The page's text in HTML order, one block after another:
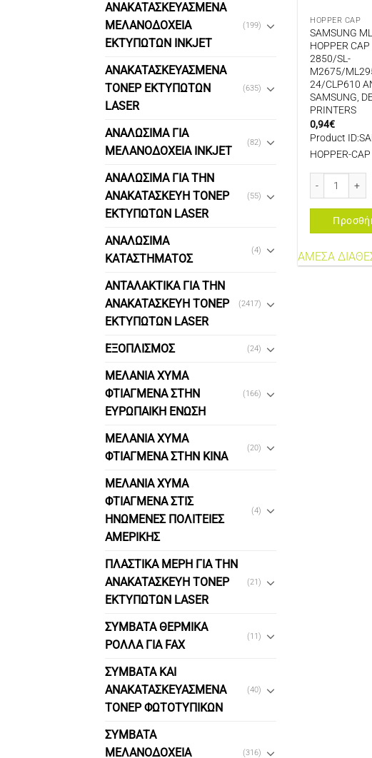
ΑΝΑΚΑΤΑΣΚΕΥΑΣΜΕΝΑ
ΜΕΛΑΝΟΔΟΧΕΙΑ
ΕΚΤΥΠΩΤΩΝ INKJET
(199)
ΑΝΑΚΑΤΑΣΚΕΥΑΣΜΕΝΑ
ΤΟΝΕΡ ΕΚΤΥΠΩΤΩΝ
LASER
(635)
ΑΝΑΛΩΣΙΜΑ ΓΙΑ
ΜΕΛΑΝΟΔΟΧΕΙΑ INKJET
(82)
ΑΝΑΛΩΣΙΜΑ ΓΙΑ ΤΗΝ
ΑΝΑΚΑΤΑΣΚΕΥΗ ΤΟΝΕΡ
ΕΚΤΥΠΩΤΩΝ LASER
(55)
ΑΝΑΛΩΣΙΜΑ
ΚΑΤΑΣΤΗΜΑΤΟΣ
(4)
ΑΝΤΑΛΑΚΤΙΚΑ ΓΙΑ ΤΗΝ
ΑΝΑΚΑΤΑΣΚΕΥΗ ΤΟΝΕΡ
ΕΚΤΥΠΩΤΩΝ LASER
(2417)
ΕΞΟΠΛΙΣΜΟΣ (24)
ΜΕΛΑΝΙΑ ΧΥΜΑ
ΦΤΙΑΓΜΕΝΑ ΣΤΗΝ
ΕΥΡΩΠΑΙΚΗ ΕΝΩΣΗ
(166)
ΜΕΛΑΝΙΑ ΧΥΜΑ
ΦΤΙΑΓΜΕΝΑ ΣΤΗΝ ΚΙΝΑ
(20)
ΜΕΛΑΝΙΑ ΧΥΜΑ
ΦΤΙΑΓΜΕΝΑ ΣΤΙΣ
ΗΝΩΜΕΝΕΣ ΠΟΛΙΤΕΙΕΣ
ΑΜΕΡΙΚΗΣ
(4)
ΠΛΑΣΤΙΚΑ ΜΕΡΗ ΓΙΑ ΤΗΝ
ΑΝΑΚΑΤΑΣΚΕΥΗ ΤΟΝΕΡ
ΕΚΤΥΠΩΤΩΝ LASER
(21)
ΣΥΜΒΑΤΑ ΘΕΡΜΙΚΑ
ΡΟΛΛΑ ΓΙΑ FAX
(11)
ΣΥΜΒΑΤΑ ΚΑΙ
ΑΝΑΚΑΤΑΣΚΕΥΑΣΜΕΝΑ
ΤΟΝΕΡ ΦΩΤΟΤΥΠΙΚΩΝ
(40)
ΣΥΜΒΑΤΑ
ΜΕΛΑΝΟΔΟΧΕΙΑ
(316)
HOPPER CAP
SAMSUNG
HOPPER
2850/SL-
M2675/
24/CLP610
SAMSUNG,
PRINTERS
0,94€
Product
HOPPER-CAP
ΑΜΕΣΑ